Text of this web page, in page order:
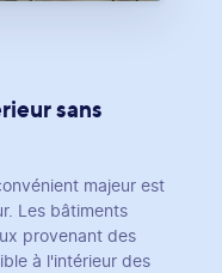
sans
majeur est
Les bâtiments
provenant des
à l'intérieur des